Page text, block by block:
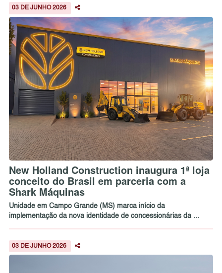
03 DE JUNHO 2026
New Holland Construction inaugura 1ª loja
conceito do Brasil em parceria com a
Shark Máquinas
Unidade em Campo Grande (MS) marca início da
implementação da nova identidade de concessionárias da ...
03 DE JUNHO 2026